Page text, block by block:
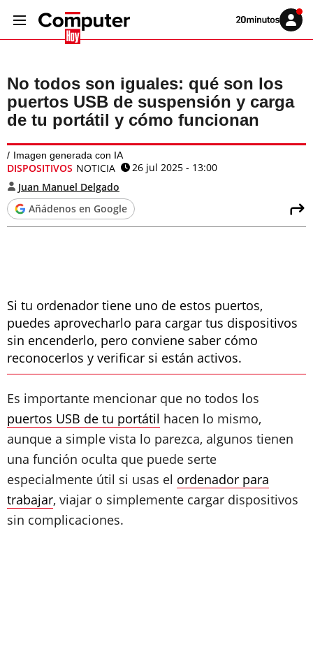
Volver
Iniciar
sesión
No todos son iguales: qué son los
puertos USB de suspensión y carga
de tu portátil y cómo funcionan
Imagen generada con IA
DISPOSITIVOS NOTICIA
26 jul 2025 - 13:00
Juan Manuel Delgado
Añádenos en Google
Si tu ordenador tiene uno de estos puertos,
puedes aprovecharlo para cargar tus dispositivos
sin encenderlo, pero conviene saber cómo
reconocerlos y verificar si están activos.
Es importante mencionar que no todos los
puertos USB de tu portátil hacen lo mismo,
aunque a simple vista lo parezca, algunos tienen
una función oculta que puede serte
especialmente útil si usas el ordenador para
trabajar, viajar o simplemente cargar dispositivos
sin complicaciones.